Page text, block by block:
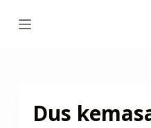
S
Dus